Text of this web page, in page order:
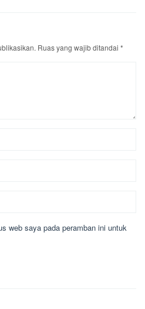
Ruas yang wajib ditandai *
web saya pada peramban ini untuk